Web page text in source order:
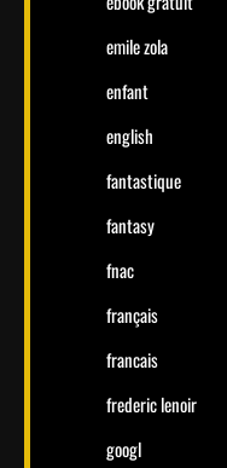
emile zola
enfant
english
fantastique
fantasy
fnac
français
francais
frederic lenoir
googl